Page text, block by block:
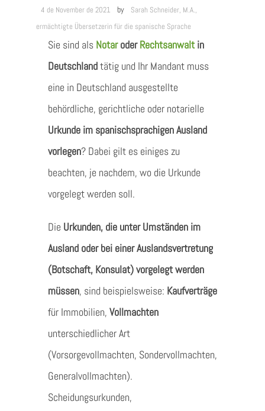
4 de November de 2021 by
Sarah Schneider, M.A.,
ermächtigte Übersetzerin für die spanische Sprache
Sie sind als NotaroderRechtsanwaltin
Deutschlandtätig und Ihr Mandant muss
eine in Deutschland ausgestellte
behördliche, gerichtliche oder notarielle
Urkunde im spanischsprachigen Ausland
vorlegen? Dabei gilt es einiges zu
beachten, je nachdem, wo die Urkunde
vorgelegt werden soll.
Die Urkunden, die unter Umständen im
Ausland oder bei einer Auslandsvertretung
(Botschaft, Konsulat) vorgelegt werden
müssen, sind beispielsweise: Kaufverträge
für Immobilien, Vollmachten
unterschiedlicher Art
(Vorsorgevollmachten, Sondervollmachten,
Generalvollmachten).
Scheidungsurkunden,